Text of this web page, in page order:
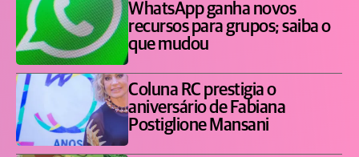
WhatsApp ganha novos
recursos para grupos; saiba o
que mudou
Coluna RC prestigia o
aniversário de Fabiana
Postiglione Mansani